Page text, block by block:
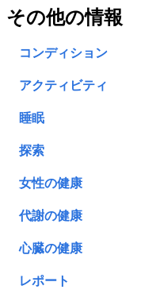
その他の情報
コンディション
アクティビティ
睡眠
探索
女性の健康
代謝の健康
心臓の健康
レポート